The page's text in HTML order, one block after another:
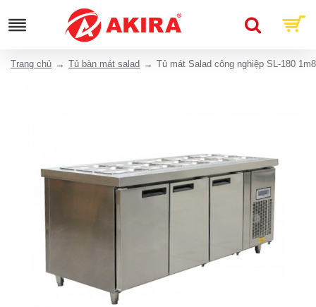
Trang chủ Tủ bàn mát salad Tủ mát Salad công nghiệp SL-180 1m8